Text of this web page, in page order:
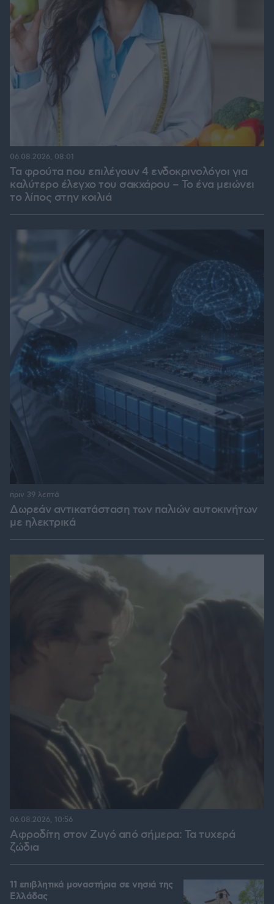
Τα φρούτα που επιλέγουν 4 ενδοκρινολόγοι για
καλύτερο έλεγχο του σακχάρου – Το ένα μειώνει
το λίπος στην κοιλιά
06.08.2026, 08:01
Δωρεάν αντικατάσταση των παλιών αυτοκινήτων
με ηλεκτρικά
πριν 39 λεπτά
Αφροδίτη στον Ζυγό από σήμερα: Τα τυχερά
ζώδια
06.08.2026, 10:56
11 επιβλητικά μοναστήρια σε νησιά της
Ελλάδας